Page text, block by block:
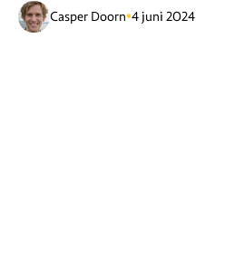
Casper Doorn•4 juni 2024